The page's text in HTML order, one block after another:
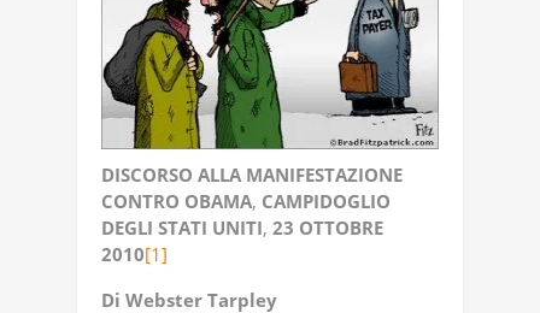
DISCORSO ALLA MANIFESTAZIONE
CONTRO OBAMA, CAMPIDOGLIO
DEGLI STATI UNITI, 23 OTTOBRE
2010[1]
Di Webster Tarpley